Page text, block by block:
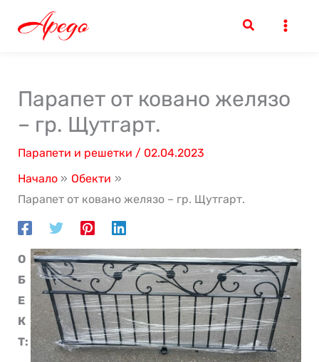
Парапет от ковано желязо
– гр. Щутгарт.
Парапети и решетки / 02.04.2023
Начало
Обекти
Парапет от ковано желязо – гр. Щутгарт.
О
Б
Е
К
Т: